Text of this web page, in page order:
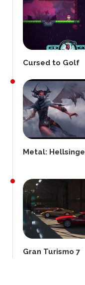
Cursed to Golf
Metal:
Gran Turismo 7